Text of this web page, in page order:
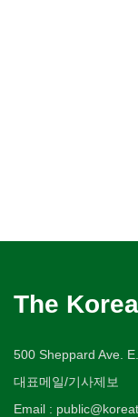
The
500 Sheppard Ave.
대표메일/기사제보
Email :